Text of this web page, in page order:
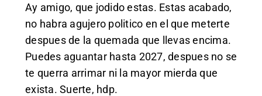
Ay amigo, que jodido estas. Estas acabado,
no habra agujero politico en el que meterte
despues de la quemada que llevas encima.
Puedes aguantar hasta 2027, despues no se
te querra arrimar ni la mayor mierda que
exista. Suerte, hdp.